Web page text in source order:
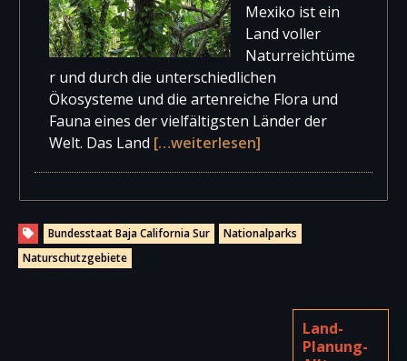
Mexiko ist ein
Land voller
Naturreichtüme
r und durch die unterschiedlichen
Ökosysteme und die artenreiche Flora und
Fauna eines der vielfältigsten Länder der
Welt. Das Land […weiterlesen]
Bundesstaat Baja California Sur
Nationalparks
Naturschutzgebiete
Land-
Planung-